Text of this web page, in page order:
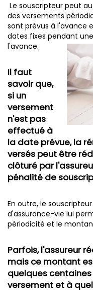
Le souscripteur peut
des versements
sont prévus à l'avance
dates fixes pendant
l'avance.
Il faut
savoir que,
si un
versement
n'est pas
effectué à
la date prévue, la
versés peut être
clôturé par
pénalité de
En outre, le
d'assurance-vie lui
périodicité et le
Parfois, l'assureur
mais ce montant
quelques
versement et à